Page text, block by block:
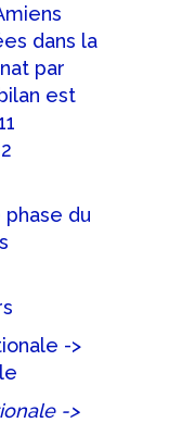
dans la
par
est
du
->
->